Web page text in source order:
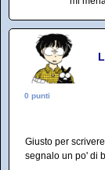
0 punti
Giusto per
segnalo un po' di